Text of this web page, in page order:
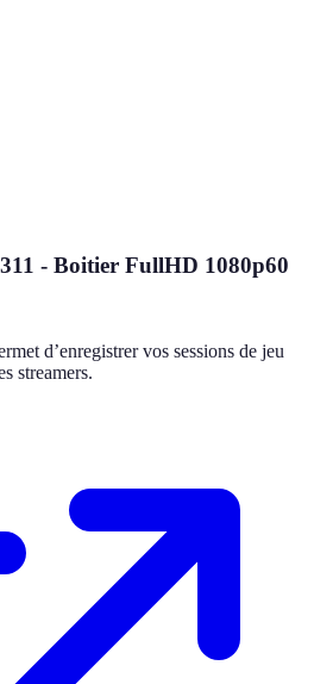
- Boitier FullHD 1080p60
d’enregistrer vos sessions de jeu
streamers.